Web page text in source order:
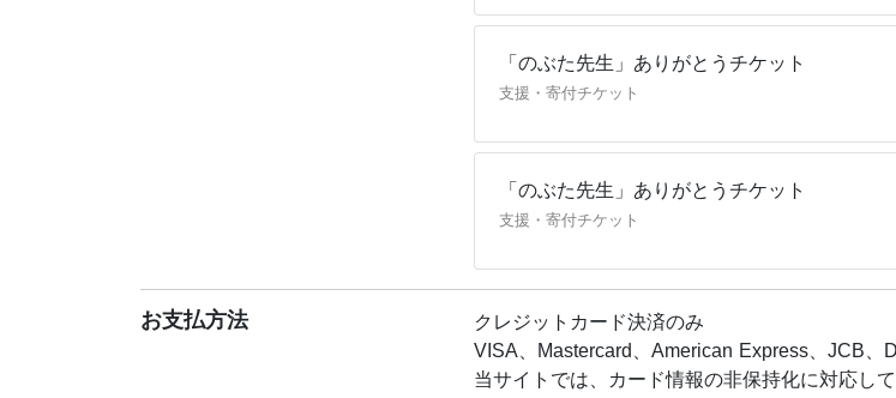
【講師：のぶた先生（OneStep代表）】
九州大学大学院で日本史を研究し修士号を取得
在は大手予備校で日本史を教えている。自身の
ールOneStepを立ち上げオンライン歴史クラブ
合格者数を倍増させたスーパー日本史講師かつ
【オンライン歴史・地理クラブとは？】
在籍数100人以上の大人気オンライン習い事で
◆公式サイト：https://onestep-mugi.com
「のぶた先生」ありがとうチケット
支援・寄付チケット
「のぶた先生」ありがとうチケット
支援・寄付チケット
お支払方法
クレジットカード決済のみ
VISA、Mastercard、American Express、JCB、
当サイトでは、カード情報の非保持化に対応し